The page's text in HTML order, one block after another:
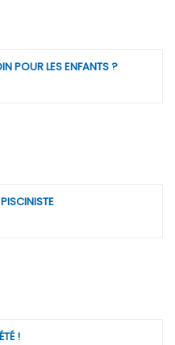
POUR LES ENFANTS ?
!